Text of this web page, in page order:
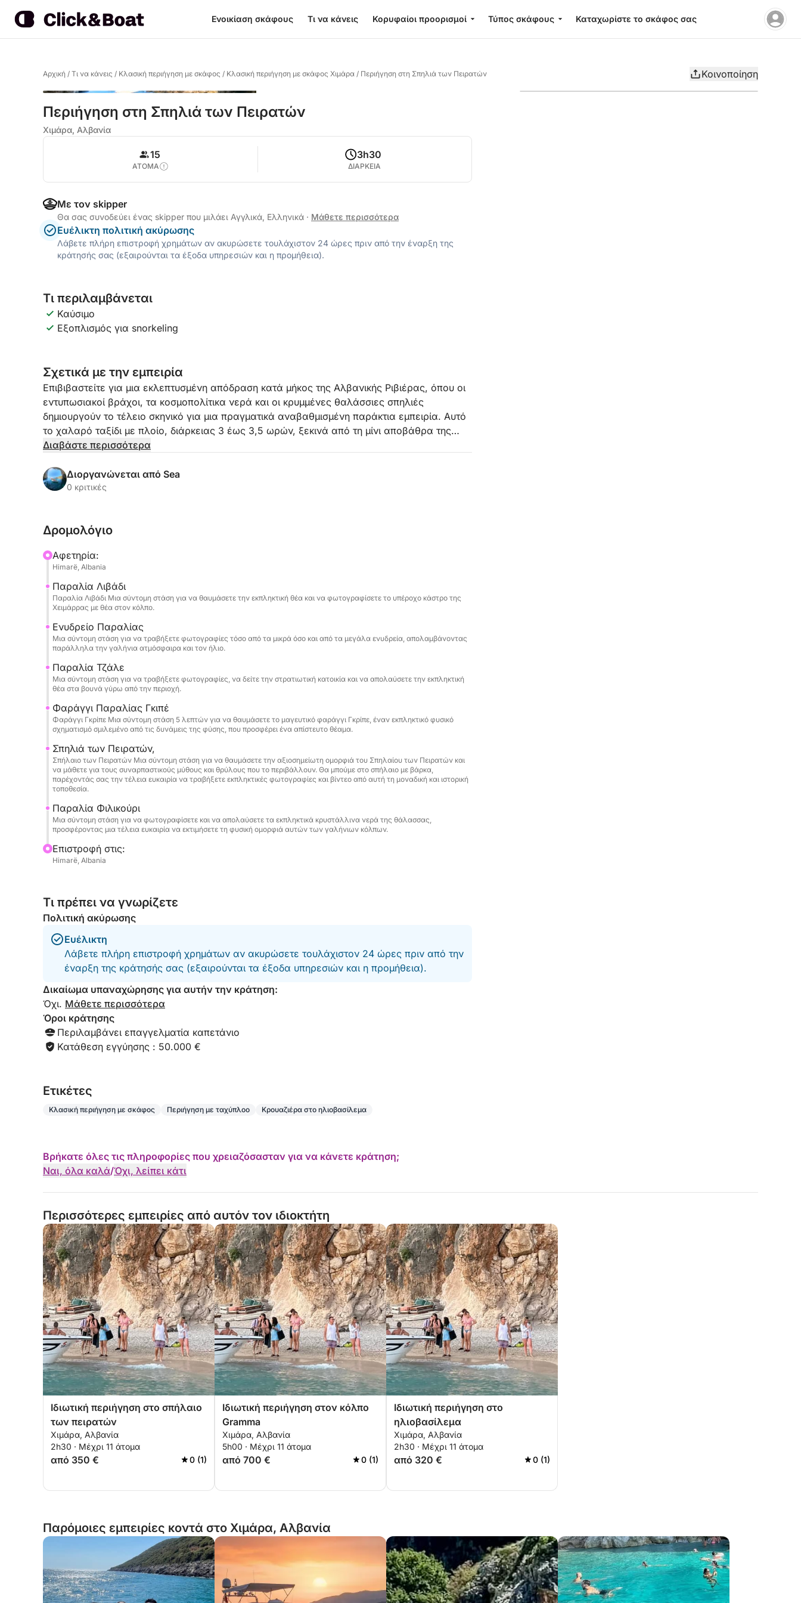
Ενοικίαση σκάφους Τι να κάνεις Κορυφαίοι προορισμοί Τύπος σκάφους Καταχωρίστε το σκάφος σας
Αρχική / Τι να κάνεις / Κλασική περιήγηση με σκάφος / Κλασική περιήγηση με σκάφος Χιμάρα / Περιήγηση στη Σπηλιά των Πειρατών Κοινοποίηση
Περιήγηση στη Σπηλιά των Πειρατών
Χιμάρα, Αλβανία
15
ΑΤΟΜΑ
3h30
ΔΙΑΡΚΕΙΑ
Με τον skipper
Θα σας συνοδεύει ένας skipper που μιλάει Αγγλικά, Ελληνικά · Μάθετε περισσότερα
Ευέλικτη πολιτική ακύρωσης
Λάβετε πλήρη επιστροφή χρημάτων αν ακυρώσετε τουλάχιστον 24 ώρες πριν από την έναρξη της
κράτησής σας (εξαιρούνται τα έξοδα υπηρεσιών και η προμήθεια).
Τι περιλαμβάνεται
Καύσιμο
Εξοπλισμός για snorkeling
Σχετικά με την εμπειρία
Επιβιβαστείτε για μια εκλεπτυσμένη απόδραση κατά μήκος της Αλβανικής Ριβιέρας, όπου οι
εντυπωσιακοί βράχοι, τα κοσμοπολίτικα νερά και οι κρυμμένες θαλάσσιες σπηλιές
δημιουργούν το τέλειο σκηνικό για μια πραγματικά αναβαθμισμένη παράκτια εμπειρία. Αυτό
το χαλαρό ταξίδι με πλοίο, διάρκειας 3 έως 3,5 ωρών, ξεκινά από τη μίνι αποβάθρα της
Χειμάρρας και ακολουθεί ένα από τα πιο όμορφα τμήματα της ακτογραμμής της χώρας,
ότι είναι υπέροχα αποκομμένες από τα πλήθη.
Περιστεριού, την παραλία Γκρίπε, το Σπήλαιο του Αγίου Θεοδώρου (Δίδυμα Σπήλαια), το
απολαύσετε κάθε στάση. Το δρομολόγιο έχει προσεκτικό ρυθμό, ώστε να μπορείτε να
κολυμπήσετε, να κάνετε αναπνευστήρα και να χαλαρώσετε στα πιο καθαρά νερά, με
αξέχαστες στάσεις στον Κόλπο Κρίσταλ, το Μυστικό Σπήλαιο, το Σπήλαιο του Περιστεριού
και την παραλία Αλευρά. Παρέχονται μάσκες για κολύμβηση με αναπνευστήρα, μαζί με
Μία από τις πιο αποκλειστικές στιγμές της περιήγησης είναι η είσοδος με βάρκα στα Δίδυμα
αυτούς τους φυσικούς θαλάμους για να ζήσετε την κλίμακα, το χρώμα και την ατμόσφαιρά
τους από το ίδιο το νερό. Είναι μια σπάνια προοπτική που μετατρέπει την ακτογραμμή σε
κάτι κινηματογραφικό και αξέχαστο.
Φέρτε μαζί σας το αντηλιακό, το καπέλο και την πετσέτα σας και αφήστε τη Ριβιέρα να
κάνει τα υπόλοιπα. Αυτή είναι μια σύντομη πολυτελής απόδραση στη θάλασσα: αβίαστη,
όμορφη και σχεδιασμένη για απόλυτη καλοκαιρινή ευδαιμονία.
Διαβάστε περισσότερα
Διοργανώνεται από Sea
0 κριτικές
Δρομολόγιο
Αφετηρία:
Himarë, Albania
Παραλία Λιβάδι
Παραλία Λιβάδι Μια σύντομη στάση για να θαυμάσετε την εκπληκτική θέα και να φωτογραφίσετε το υπέροχο κάστρο της
Χειμάρρας με θέα στον κόλπο.
Ενυδρείο Παραλίας
Μια σύντομη στάση για να τραβήξετε φωτογραφίες τόσο από τα μικρά όσο και από τα μεγάλα ενυδρεία, απολαμβάνοντας
παράλληλα την γαλήνια ατμόσφαιρα και τον ήλιο.
Παραλία Τζάλε
Μια σύντομη στάση για να τραβήξετε φωτογραφίες, να δείτε την στρατιωτική κατοικία και να απολαύσετε την εκπληκτική
θέα στα βουνά γύρω από την περιοχή.
Φαράγγι Παραλίας Γκιπέ
Φαράγγι Γκρίπε Μια σύντομη στάση 5 λεπτών για να θαυμάσετε το μαγευτικό φαράγγι Γκρίπε, έναν εκπληκτικό φυσικό
σχηματισμό σμιλεμένο από τις δυνάμεις της φύσης, που προσφέρει ένα απίστευτο θέαμα.
Σπηλιά των Πειρατών,
Σπήλαιο των Πειρατών Μια σύντομη στάση για να θαυμάσετε την αξιοσημείωτη ομορφιά του Σπηλαίου των Πειρατών και
να μάθετε για τους συναρπαστικούς μύθους και θρύλους που το περιβάλλουν. Θα μπούμε στο σπήλαιο με βάρκα,
παρέχοντάς σας την τέλεια ευκαιρία να τραβήξετε εκπληκτικές φωτογραφίες και βίντεο από αυτή τη μοναδική και ιστορική
τοποθεσία.
Παραλία Φιλικούρι
Μια σύντομη στάση για να φωτογραφίσετε και να απολαύσετε τα εκπληκτικά κρυστάλλινα νερά της θάλασσας,
προσφέροντας μια τέλεια ευκαιρία να εκτιμήσετε τη φυσική ομορφιά αυτών των γαλήνιων κόλπων.
Επιστροφή στις:
Himarë, Albania
Τι πρέπει να γνωρίζετε
Πολιτική ακύρωσης
Ευέλικτη
Λάβετε πλήρη επιστροφή χρημάτων αν ακυρώσετε τουλάχιστον 24 ώρες πριν από την
έναρξη της κράτησής σας (εξαιρούνται τα έξοδα υπηρεσιών και η προμήθεια).
Δικαίωμα υπαναχώρησης για αυτήν την κράτηση:
Όχι. Μάθετε περισσότερα
Όροι κράτησης
Περιλαμβάνει επαγγελματία καπετάνιο
Κατάθεση εγγύησης : 50.000 €
Eτικέτες
Κλασική περιήγηση με σκάφος Περιήγηση με ταχύπλοο Κρουαζιέρα στο ηλιοβασίλεμα
Βρήκατε όλες τις πληροφορίες που χρειαζόσασταν για να κάνετε κράτηση;
Ναι, όλα καλά/Όχι, λείπει κάτι
Περισσότερες εμπειρίες από αυτόν τον ιδιοκτήτη
Ιδιωτική περιήγηση στο σπήλαιο
των πειρατών
Χιμάρα, Αλβανία
2h30 · Μέχρι 11 άτομα
από 350 € 0 (1)
Ιδιωτική περιήγηση στον κόλπο
Gramma
Χιμάρα, Αλβανία
5h00 · Μέχρι 11 άτομα
από 700 € 0 (1)
Ιδιωτική περιήγηση στο
ηλιοβασίλεμα
Χιμάρα, Αλβανία
2h30 · Μέχρι 11 άτομα
από 320 € 0 (1)
Παρόμοιες εμπειρίες κοντά στο Χιμάρα, Αλβανία